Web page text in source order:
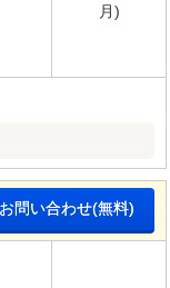
月)
お問い合わせ(無料)